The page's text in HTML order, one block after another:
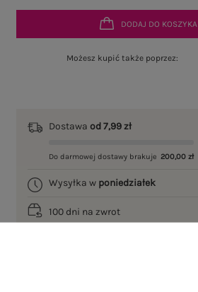
DODAJ DO KOSZYKA
Możesz kupić także poprzez:
Dostawaod 7,99 zł
Do darmowej dostawy brakuje 200,00 zł
Wysyłka w poniedziałek
100 dni na zwrot